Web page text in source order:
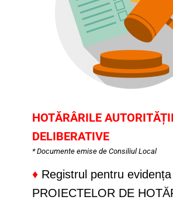
HOTĂRÂRILE AUTORITĂȚII
DELIBERATIVE
* Documente emise de Consiliul Local
♦ Registrul pentru evidența
PROIECTELOR DE